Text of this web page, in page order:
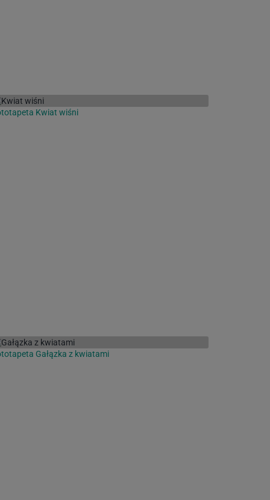
Kwiat wiśni
Gałązka z kwiatami